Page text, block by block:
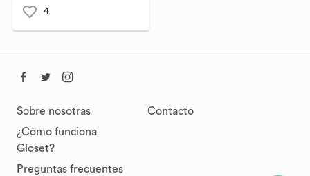
4
Sobre nosotras
¿Cómo funciona
Gloset?
Preguntas frecuentes
Contacto